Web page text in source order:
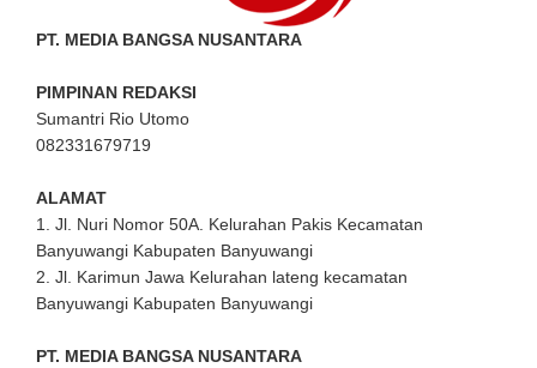
PT. MEDIA BANGSA NUSANTARA
PIMPINAN REDAKSI
Sumantri Rio Utomo
082331679719
ALAMAT
1. Jl. Nuri Nomor 50A. Kelurahan Pakis Kecamatan
Banyuwangi Kabupaten Banyuwangi
2. Jl. Karimun Jawa Kelurahan lateng kecamatan
Banyuwangi Kabupaten Banyuwangi
PT. MEDIA BANGSA NUSANTARA